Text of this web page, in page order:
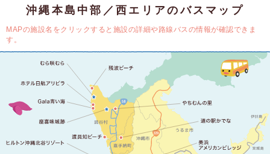
沖縄本島中部／西エリアのバスマップ
MAPの施設名をクリックすると施設の詳細や路線バスの情報が確認できま
す。